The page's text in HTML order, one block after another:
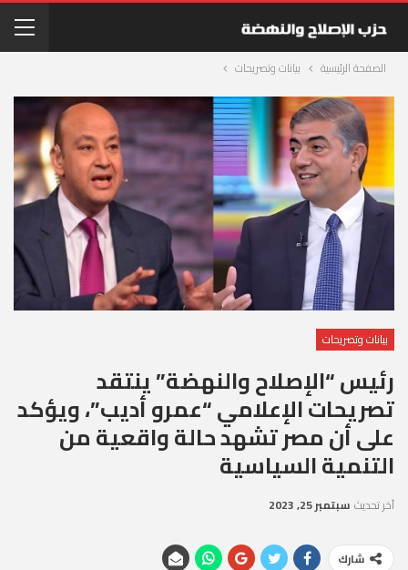
الصفحة الرئيسية بيانات وتصريحات
بيانات وتصريحات
رئيس “الإصلاح والنهضة” ينتقد
تصريحات الإعلامي “عمرو أديب”، ويؤكد
على أن مصر تشهد حالة واقعية من
التنمية السياسية
آخر تحديث سبتمبر 25, 2023
شارك